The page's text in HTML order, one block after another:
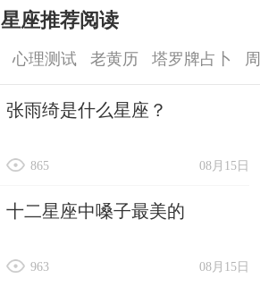
星座推荐阅读
心理测试 老黄历 塔罗牌占卜
张雨绮是什么星座？
08月15日
865
十二星座中嗓子最美的
08月15日
963